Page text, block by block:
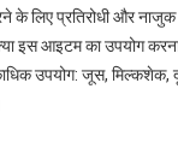
के लिए प्रतिरोधी और
इस आइटम का उपयोग
उपयोग: जूस, मिल्कशेक,